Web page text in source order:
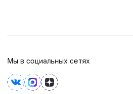
Мы в социальных сетях